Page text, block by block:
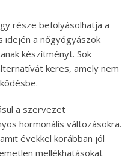
része befolyásolhatja a
a nőgyógyászok
készítményt. Sok
keres, amely nem
a szervezet
hormonális változásokra.
évekkel korábban jól
mellékhatásokat